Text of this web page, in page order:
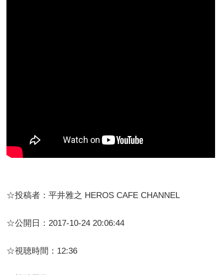
☆投稿者：平井雅之 HEROS CAFE CHANNEL
☆公開日：2017-10-24 20:06:44
☆視聴時間：12:36